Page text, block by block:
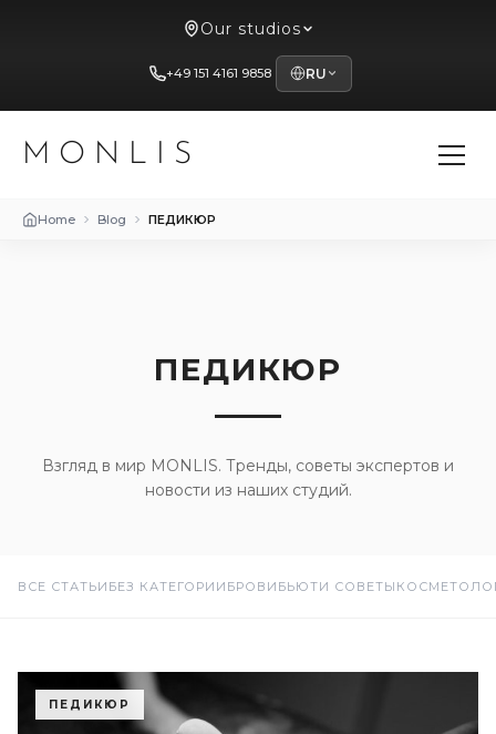
Our studios
+49 151 4161 9858 RU
MONLIS
Home Blog ПЕДИКЮР
ПЕДИКЮР
Взгляд в мир MONLIS. Тренды, советы экспертов и
новости из наших студий.
ВСЕ СТАТЬИ БЕЗ КАТЕГОРИИ БРОВИ БЬЮТИ СОВЕТЫ
ПЕДИКЮР